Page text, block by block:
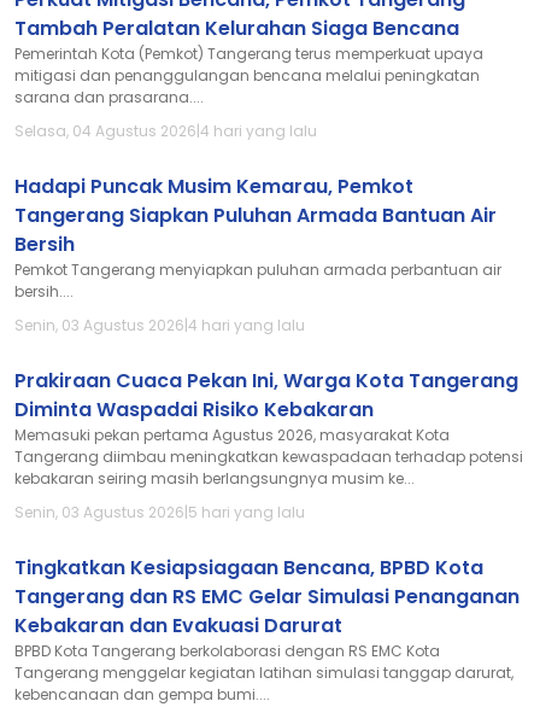
Tambah Peralatan Kelurahan Siaga Bencana
Pemerintah Kota (Pemkot) Tangerang terus memperkuat upaya
mitigasi dan penanggulangan bencana melalui peningkatan
sarana dan prasarana....
Selasa, 04 Agustus 2026|4 hari yang lalu
Hadapi Puncak Musim Kemarau, Pemkot
Tangerang Siapkan Puluhan Armada Bantuan Air
Bersih
Pemkot Tangerang menyiapkan puluhan armada perbantuan air
bersih....
Senin, 03 Agustus 2026|4 hari yang lalu
Prakiraan Cuaca Pekan Ini, Warga Kota Tangerang
Diminta Waspadai Risiko Kebakaran
Memasuki pekan pertama Agustus 2026, masyarakat Kota
Tangerang diimbau meningkatkan kewaspadaan terhadap potensi
kebakaran seiring masih berlangsungnya musim ke...
Senin, 03 Agustus 2026|5 hari yang lalu
Tingkatkan Kesiapsiagaan Bencana, BPBD Kota
Tangerang dan RS EMC Gelar Simulasi Penanganan
Kebakaran dan Evakuasi Darurat
BPBD Kota Tangerang berkolaborasi dengan RS EMC Kota
Tangerang menggelar kegiatan latihan simulasi tanggap darurat,
kebencanaan dan gempa bumi....